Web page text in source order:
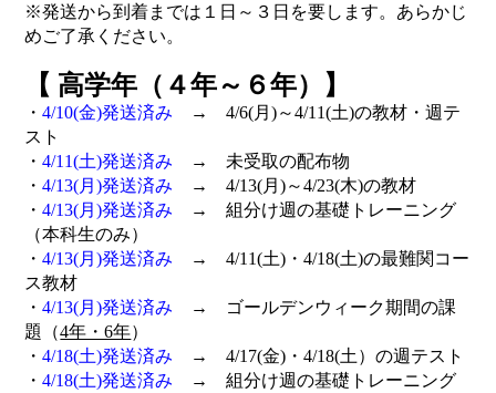
※発送から到着までは１日～３日を要します。あらかじ
めご了承ください。
【 高学年（４年～６年）】
・4/10(金)発送済み → 4/6(月)～4/11(土)の教材・週テ
スト
・4/11(土)発送済み → 未受取の配布物
・4/13(月)発送済み → 4/13(月)～4/23(木)の教材
・4/13(月)発送済み → 組分け週の基礎トレーニング
（本科生のみ）
・4/13(月)発送済み → 4/11(土)・4/18(土)の最難関コー
ス教材
・4/13(月)発送済み → ゴールデンウィーク期間の課
題（4年・6年）
・4/18(土)発送済み → 4/17(金)・4/18(土）の週テスト
・4/18(土)発送済み → 組分け週の基礎トレーニング